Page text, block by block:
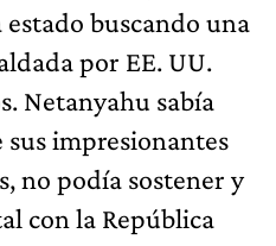
buscando una
por EE. UU.
Netanyahu sabía
sus impresionantes
no podía sostener y
con la República